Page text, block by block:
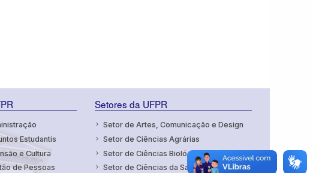
Estudantis
e Cultura
de Pessoas
Setores da UFPR
Setor de Artes, Comunicação e Design
Setor de Ciências Agrárias
Setor de Ciências Biológicas
Setor de Ciências da Saúde